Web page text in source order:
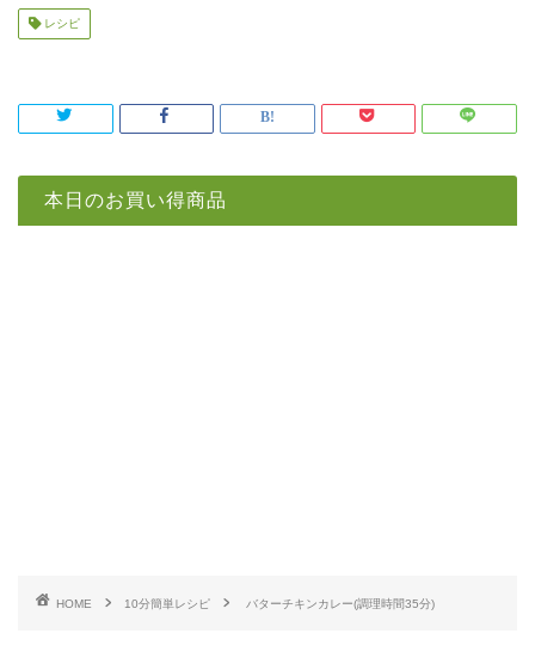
レシピ
本日のお買い得商品
HOME 10分簡単レシピ バターチキンカレー(調理時間35分)